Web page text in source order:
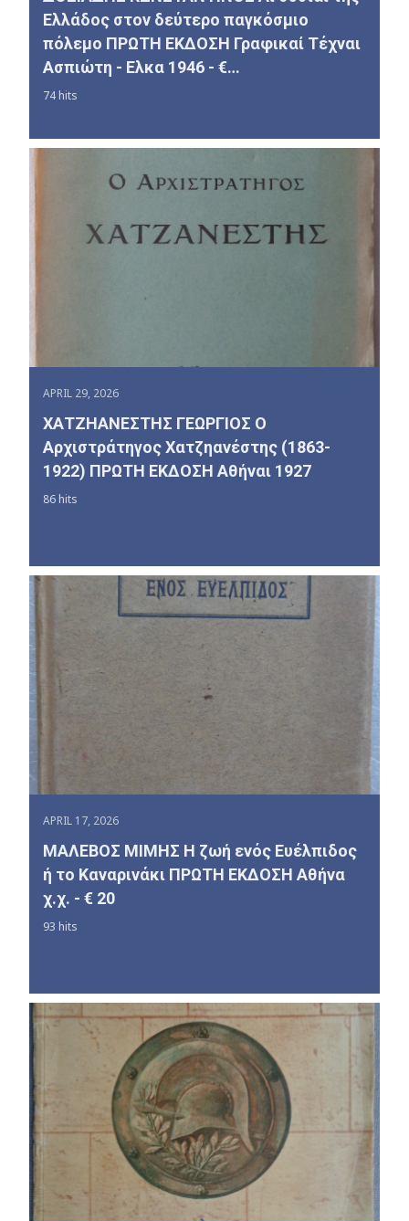
Ελλάδος στον δεύτερο παγκόσμιο
πόλεμο ΠΡΩΤΗ ΕΚΔΟΣΗ Γραφικαί Τέχναι
Ασπιώτη - Ελκα 1946 - €…
74 hits
APRIL 29, 2026
ΧΑΤΖΗΑΝΕΣΤΗΣ ΓΕΩΡΓΙΟΣ Ο
Αρχιστράτηγος Χατζηανέστης (1863-
1922) ΠΡΩΤΗ ΕΚΔΟΣΗ Αθήναι 1927
86 hits
APRIL 17, 2026
ΜΑΛΕΒΟΣ ΜΙΜΗΣ Η ζωή ενός Ευέλπιδος
ή το Καναρινάκι ΠΡΩΤΗ ΕΚΔΟΣΗ Αθήνα
χ.χ. - € 20
93 hits